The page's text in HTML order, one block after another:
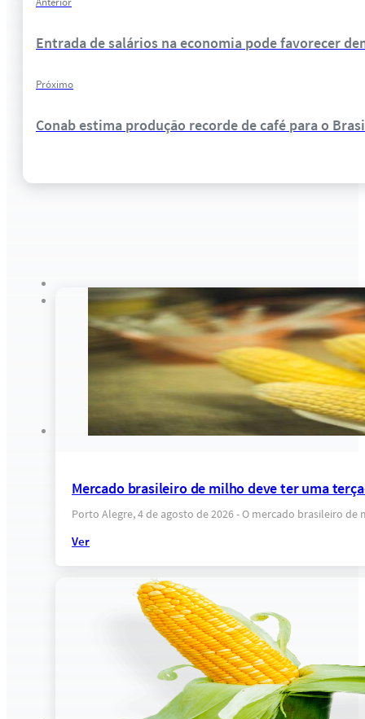
Entrada de salários na economia pode favorecer
Próximo
Conab estima produção recorde de café para o
Mercado brasileiro de milho deve ter uma
Porto Alegre, 4 de agosto de 2026 - O mercado brasileiro
Ver